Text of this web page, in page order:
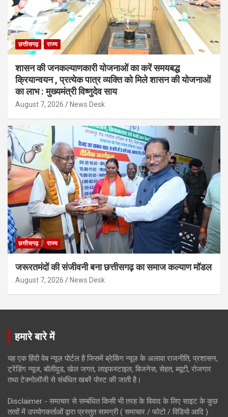
छत्तीसगढ़ राज्य
शासन की जनकल्याणकारी योजनाओं का करें समयबद्ध
क्रियान्वयन , प्रत्येक पात्र व्यक्ति को मिले शासन की योजनाओं
का लाभ : मुख्यमंत्री विष्णुदेव साय
August 7, 2026 News Desk
छत्तीसगढ़ राज्य
जरूरतमंदों की संजीवनी बना छत्तीसगढ़ का समाज कल्याण मॉडल
August 7, 2026 News Desk
हमारे बारे में
यह एक हिंदी वेब न्यूज़ पोर्टल है जिसमें ब्रेकिंग न्यूज़ के अलावा राजनीति, प्रशासन,
ट्रेंडिंग न्यूज, बॉलीवुड, खेल जगत, लाइफस्टाइल, बिजनेस, सेहत, ब्यूटी, रोजगार
तथा टेक्नोलॉजी से संबंधित खबरें पोस्ट की जाती है।
Disclaimer - समाचार से सम्बंधित किसी भी तरह के विवाद के लिए साइट के कुछ
तत्वों में उपयोगकर्ताओं द्वारा प्रस्तुत सामग्री ( समाचार / फोटो / विडियो आदि )